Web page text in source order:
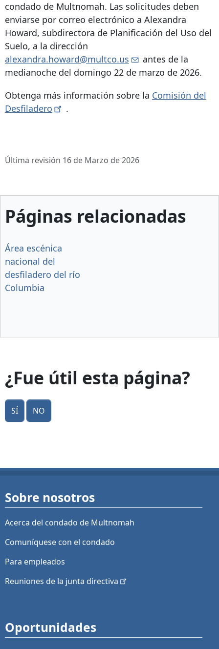
condado de Multnomah. Las solicitudes deben
enviarse por correo electrónico a Alexandra
Howard, subdirectora de Planificación del Uso del
Suelo, a la dirección
alexandra.howard@multco.us
antes de la
medianoche del domingo 22 de marzo de 2026.
Obtenga más información sobre la Comisión del
Desfiladero
.
Última revisión 16 de Marzo de 2026
Páginas relacionadas
Área escénica
nacional del
desfiladero del río
Columbia
¿Fue útil esta página?
Sí No
Sobre nosotros
Acerca del condado de Multnomah
Comuníquese con el condado
Para empleados
Reuniones de la junta directiva
Oportunidades